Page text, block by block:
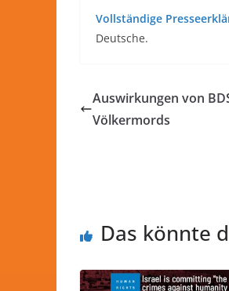
Vollständige
Deutsche.
Auswirkungen von
Völkermords
Das könnte